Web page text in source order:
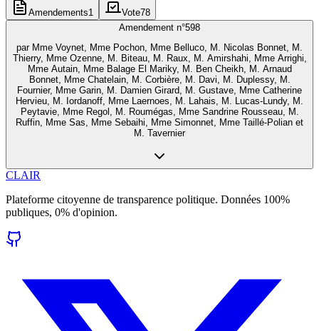
Amendements1 Vote78
Amendement n°598
par Mme Voynet, Mme Pochon, Mme Belluco, M. Nicolas Bonnet, M.
Thierry, Mme Ozenne, M. Biteau, M. Raux, M. Amirshahi, Mme Arrighi,
Mme Autain, Mme Balage El Mariky, M. Ben Cheikh, M. Arnaud
Bonnet, Mme Chatelain, M. Corbière, M. Davi, M. Duplessy, M.
Fournier, Mme Garin, M. Damien Girard, M. Gustave, Mme Catherine
Hervieu, M. Iordanoff, Mme Laernoes, M. Lahais, M. Lucas-Lundy, M.
Peytavie, Mme Regol, M. Roumégas, Mme Sandrine Rousseau, M.
Ruffin, Mme Sas, Mme Sebaihi, Mme Simonnet, Mme Taillé-Polian et
M. Tavernier
CLAIR
Plateforme citoyenne de transparence politique. Données 100%
publiques, 0% d'opinion.